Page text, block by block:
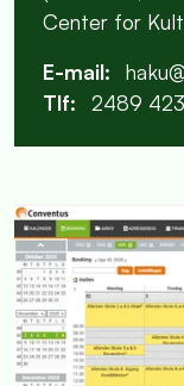
Center for
E-mail:
Tlf:
2489